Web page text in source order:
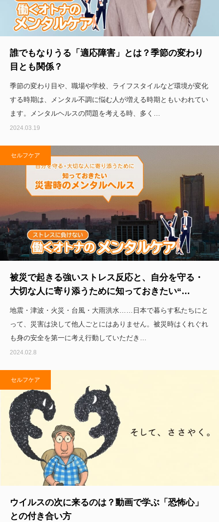
誰でもなりうる「適応障害」とは？季節の変わり
目とも関係？
季節の変わり目や、職場や学校、ライフスタイルなど環境が変化
する時期は、メンタル不調に悩む人が増える時期ともいわれてい
ます。メンタルヘルスの問題を考える時、多く…
2024.03.19
セルフケア
被災で起きる強いストレス反応と、自分を守る・
大切な人に寄り添うために知っておきたい“…
地震・津波・火災・台風・大雨洪水……日本で暮らす私たちにと
って、災害は決して他人ごとにはありません。被災時はくれぐれ
も身の安全を第一に考え行動していただき…
2024.02.8
セルフケア
ウイルスの次に来るのは？動画で学ぶ「恐怖心」
との付き合い方